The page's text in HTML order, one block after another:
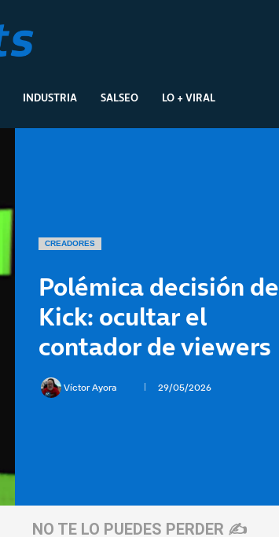
INDUSTRIA SALSEO LO + VIRAL
CREADORES
Polémica decisión de
Kick: ocultar el
contador de viewers
Víctor Ayora 29/05/2026
NO TE LO PUEDES PERDER ✍️